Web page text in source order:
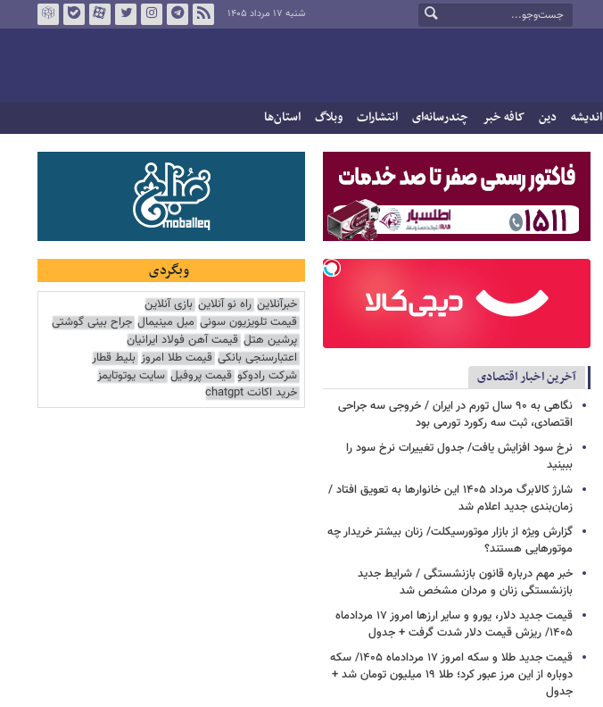
شنبه ۱۷ مرداد ۱۴۰۵
اندیشه دین کافه خبر چندرسانه‌ای انتشارات وبلاگ استان‌ها
آخرین اخبار اقتصادی
نگاهی به ۹۰ سال تورم در ایران / خروجی سه جراحی
اقتصادی، ثبت سه رکورد تورمی بود
نرخ سود افزایش یافت/ جدول تغییرات نرخ سود را
ببینید
شارژ کالابرگ مرداد ۱۴۰۵ این خانوارها به تعویق افتاد /
زمان‌بندی جدید اعلام شد
گزارش ویژه از بازار موتورسیکلت/ زنان بیشتر خریدار چه
موتورهایی هستند؟
خبر مهم درباره قانون بازنشستگی / شرایط جدید
بازنشستگی زنان و مردان مشخص شد
قیمت جدید دلار، یورو و سایر ارزها امروز ۱۷ مردادماه
۱۴۰۵/ ریزش قیمت دلار شدت گرفت + جدول
قیمت جدید طلا و سکه امروز ۱۷ مردادماه ۱۴۰۵/ سکه
دوباره از این مرز عبور کرد؛ طلا ۱۹ میلیون تومان شد +
جدول
وبگردی
خبرآنلاین راه نو آنلاین بازی آنلاین
قیمت تلویزیون سونی مبل مینیمال جراح بینی گوشتی
پرشین هتل قیمت آهن فولاد ایرانیان
اعتبارسنجی بانکی قیمت طلا امروز بلیط قطار
شرکت رادوکو قیمت پروفیل سایت یوتوتایمز
خرید اکانت chatgpt